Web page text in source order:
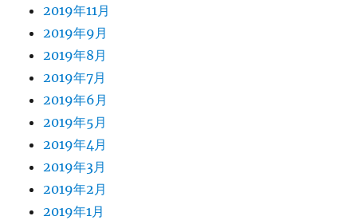
2019年11月
2019年9月
2019年8月
2019年7月
2019年6月
2019年5月
2019年4月
2019年3月
2019年2月
2019年1月